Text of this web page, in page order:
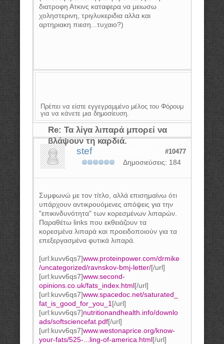
διατροφη Ατκινς καταφερα να μειωσω
χοληστερινη, τριγλυκεριδια αλλα και
αρτηριακη πιεση...τυχαιο?)
Πρέπει να είστε εγγεγραμμένο μέλος του Φόρουμ
για να κάνετε μια δημοσίευση.
Re: Τα λίγα λιπαρά μπορεί να
βλάψουν τη καρδιά.
#10477
stef
Δημοσιεύσεις: 184
Συμφωνώ με τον τίτλο, αλλά επισημαίνω ότι
υπάρχουν αντικρουόμενες απόψεις για την
"επικινδυνότητα" των κορεσμένων λιπαρών.
Παραθέτω links που εκθειάζουν τα
κορεσμένα λιπαρά και προειδοποιούν για τα
επεξεργασμένα φυτικά λιπαρά.
[url:kuvv6qs7]www.proteinpower.com/drmike
/uncategorized/ravnskov-bmj-letter/[/url]
[url:kuvv6qs7]www.second-
opinions.co.uk/fats_index.html[/url]
[url:kuvv6qs7]www.spacedoc.net/saturated_
fat_is_good_for_you_1 [/url]
[url:kuvv6qs7]nutritionandhealth.info/downlo
ads/softsciencefat.pdf[/url]
[url:kuvv6qs7]www.westonaprice.org/know-
your-fats/525-...ling-of-america.html[/url]